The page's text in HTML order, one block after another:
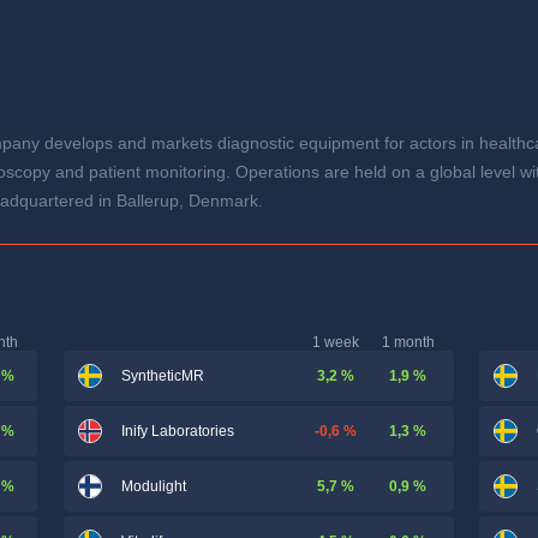
develops and markets diagnostic equipment for actors in
and patient monitoring. Operations are held on a global level
in Ballerup, Denmark.
1 week
1 month
SyntheticMR
3,2 % 1,9 %
Inify Laboratories -0,6 % 1,3 %
Modulight 5,7 % 0,9 %